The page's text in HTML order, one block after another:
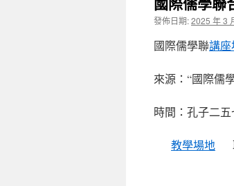
發佈日期:2025 年 3
國際儒學聯講座
來源：“國際儒
時間：孔子二
教學場地